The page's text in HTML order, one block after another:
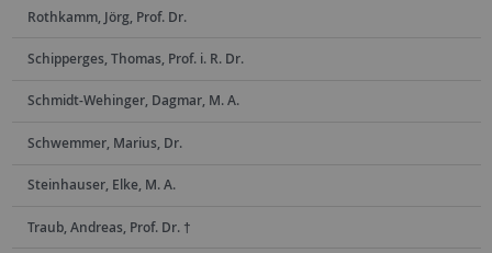
Rothkamm, Jörg, Prof. Dr.
Schipperges, Thomas, Prof. i. R. Dr.
Schmidt-Wehinger, Dagmar, M. A.
Schwemmer, Marius, Dr.
Steinhauser, Elke, M. A.
Traub, Andreas, Prof. Dr. †